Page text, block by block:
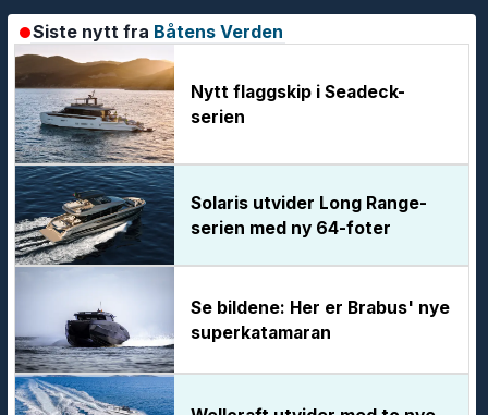
Siste nytt fra Båtens Verden
Nytt flaggskip i Seadeck-
serien
Solaris utvider Long Range-
serien med ny 64-foter
Se bildene: Her er Brabus' nye
superkatamaran